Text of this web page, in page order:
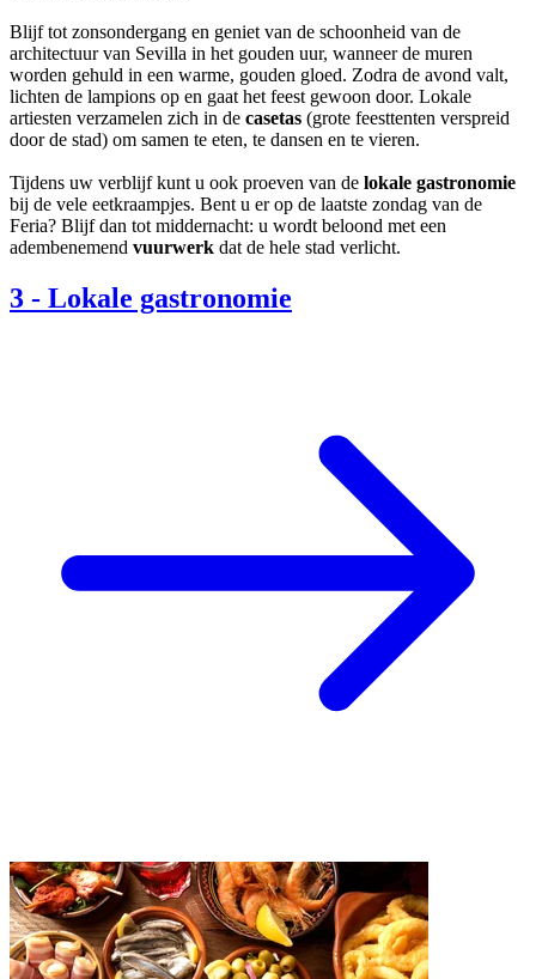
Blijf tot zonsondergang en geniet van de schoonheid van de
architectuur van Sevilla in het gouden uur, wanneer de muren
worden gehuld in een warme, gouden gloed. Zodra de avond valt,
lichten de lampions op en gaat het feest gewoon door. Lokale
artiesten verzamelen zich in de casetas (grote feesttenten verspreid
door de stad) om samen te eten, te dansen en te vieren.
Tijdens uw verblijf kunt u ook proeven van de lokale gastronomie
bij de vele eetkraampjes. Bent u er op de laatste zondag van de
Feria? Blijf dan tot middernacht: u wordt beloond met een
adembenemend vuurwerk dat de hele stad verlicht.
3 - Lokale gastronomie